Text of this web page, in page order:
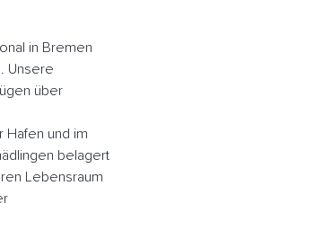
in Bremen
Unsere
über
Hafen und im
belagert
Lebensraum